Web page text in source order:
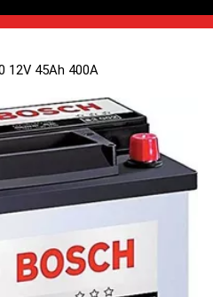
12V 45Ah 400A